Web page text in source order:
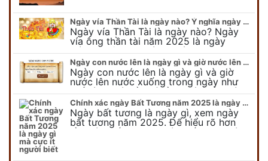
Ngày vía Thần Tài là ngày nào? Ý nghĩa ngày vía Thần Tài năm 2025
Ngày vía Thần Tài là ngày nào? Ngày
vía ông thần tài năm 2025 là ngày
mùng 10 âm lịch hàng tháng. Tại sao
trong ngày này, tất cả mọi…
Ngày con nước lên là ngày gì và giờ nước lên nước xuống trong ngày?
Ngày con nước lên là ngày gì và giờ
nước lên nước xuống trong ngày như
thế nào? Có điều gì cần chú ý về ngày
con nước lên? Đừng…
Chính xác ngày Bất Tương năm 2025 là ngày gì mà cực ít người biết
Ngày bất tương là ngày gì, xem ngày
bất tương năm 2025. Để hiểu rõ hơn
về ngày bất tương, ngày bất tương là